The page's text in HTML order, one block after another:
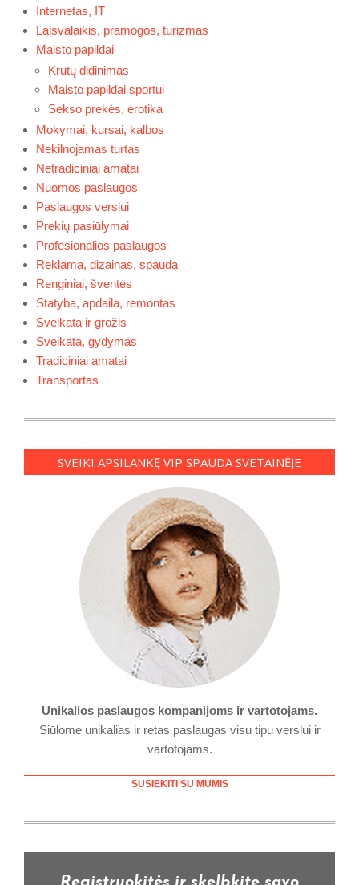
Internetas, IT
Laisvalaikis, pramogos, turizmas
Maisto papildai
Krutų didinimas
Maisto papildai sportui
Sekso prekės, erotika
Mokymai, kursai, kalbos
Nekilnojamas turtas
Netradiciniai amatai
Nuomos paslaugos
Paslaugos verslui
Prekių pasiūlymai
Profesionalios paslaugos
Reklama, dizainas, spauda
Renginiai, šventės
Statyba, apdaila, remontas
Sveikata ir grožis
Sveikata, gydymas
Tradiciniai amatai
Transportas
SVEIKI APSILANKĘ VIP SPAUDA SVETAINĖJE
Unikalios paslaugos kompanijoms ir vartotojams.
Siūlome unikalias ir retas paslaugas visu tipu verslui ir
vartotojams.
SUSIEKITI SU MUMIS